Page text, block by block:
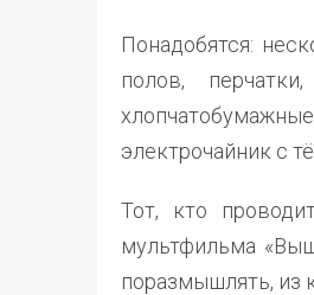
Понадобятся:
полов,
электрочайник с
Тот, кто
мультфильма
поразмышлять, из